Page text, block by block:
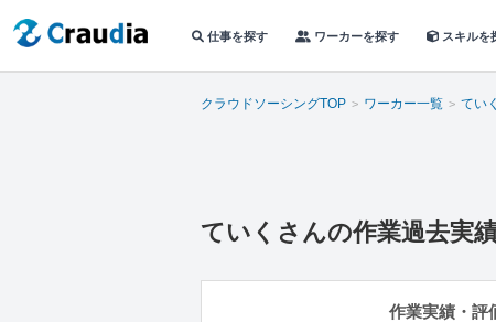
仕事を探す ワーカーを探す スキルを
クラウドソーシングTOP ワーカー一覧 ていく
ていく さんの作業過去実
作業実績・評